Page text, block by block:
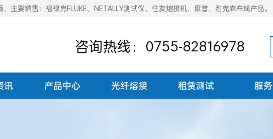
主要销售：福禄克FLUKE、NETALLY测试仪，住友熔接机，康普、耐克森布线产品。
咨询热线：0755-82816978
讯 产品中心 光纤熔接 租赁测试 服务